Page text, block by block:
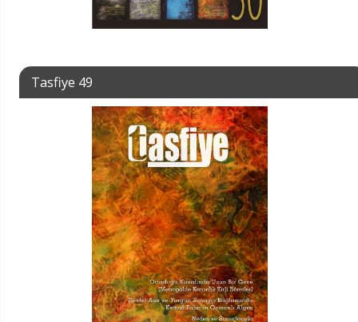
Tasfiye 49